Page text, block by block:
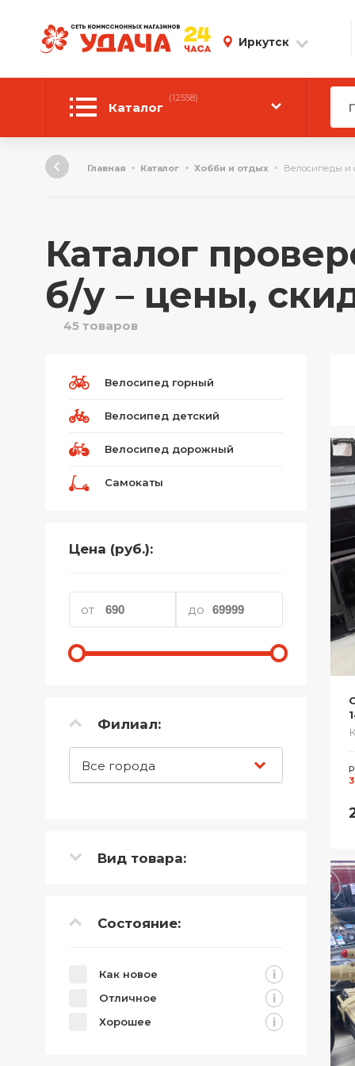
Иркутск
Каталог
(12558)
Автотовары
Компьютерная техника
Личные вещи
ТВ и Видео
Главная Каталог Хобби и отдых Велосипеды и
Каталог
б/у – цены,
45 товаров
Велосипед горный
Велосипед детский
Велосипед дорожный
Самокаты
Цена (руб.):
от до
Филиал:
Все города
Вид товара:
Состояние:
Как новое i
Отличное i
Хорошее i